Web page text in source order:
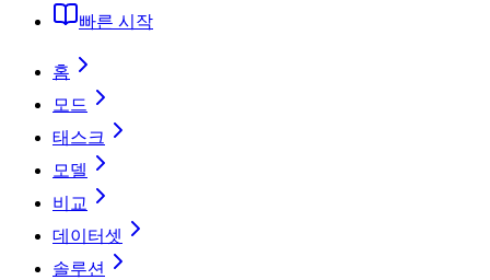
빠른 시작
홈
모드
태스크
모델
비교
데이터셋
솔루션